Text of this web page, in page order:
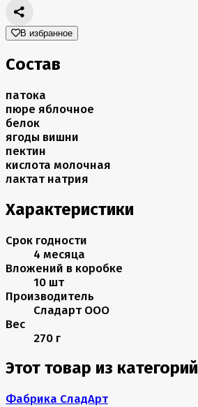
В избранное
Состав
патока
пюре яблочное
белок
ягоды вишни
пектин
кислота молочная
лактат натрия
Характеристики
Срок годности
4 месяца
Вложений в коробке
10 шт
Производитель
Сладарт ООО
Вес
270 г
Этот товар из категорий
Фабрика СладАрт